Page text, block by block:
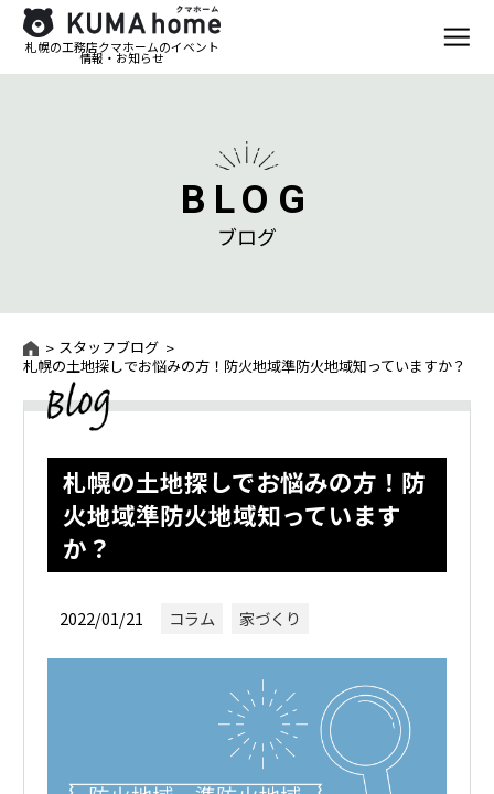
札幌の工務店クマホームのイベント
情報・お知らせ
BLOG
ブログ
スタッフブログ
札幌の土地探しでお悩みの方！防火地域準防火地域知っていますか？
札幌の土地探しでお悩みの方！防
火地域準防火地域知っています
か？
2022/01/21 コラム 家づくり